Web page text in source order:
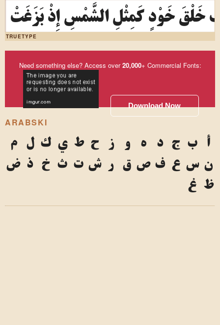
خَلْقَ خَوْدٍ كَمِثْلِ الشَّمْسِ إِذْ بَزَغَتْ
TRUETYPE
Need something else? Access over20,000+ Commercial Fonts:
Download Now
ARABSKI
أ ب ج د ه و ز ح ط ي ك ل م
ن س ع ف ص ق ر ش ت ث خ ذ ض
ظ غ